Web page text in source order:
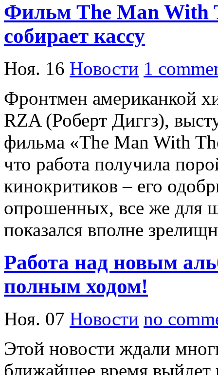
Фильм The Man With
собирает кассу
Ноя. 16 Новости 1
Фронтмен американкой
RZA (Роберт Диггз),
фильма «The Man With
что работа получила
кинокритиков – его
опрошенных, все же для
показался вполне
Работа над новым
полным ходом!
Ноя. 07 Новости no
Этой новости ждали
ближайшее время